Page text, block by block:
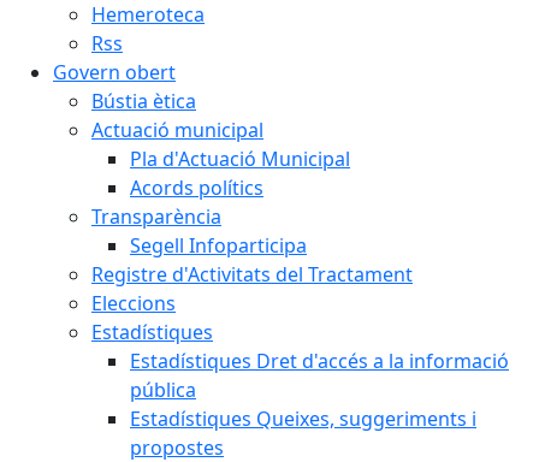
Hemeroteca
Rss
Govern obert
Bústia ètica
Actuació municipal
Pla d'Actuació Municipal
Acords polítics
Transparència
Segell Infoparticipa
Registre d'Activitats del Tractament
Eleccions
Estadístiques
Estadístiques Dret d'accés a la informació
pública
Estadístiques Queixes, suggeriments i
propostes